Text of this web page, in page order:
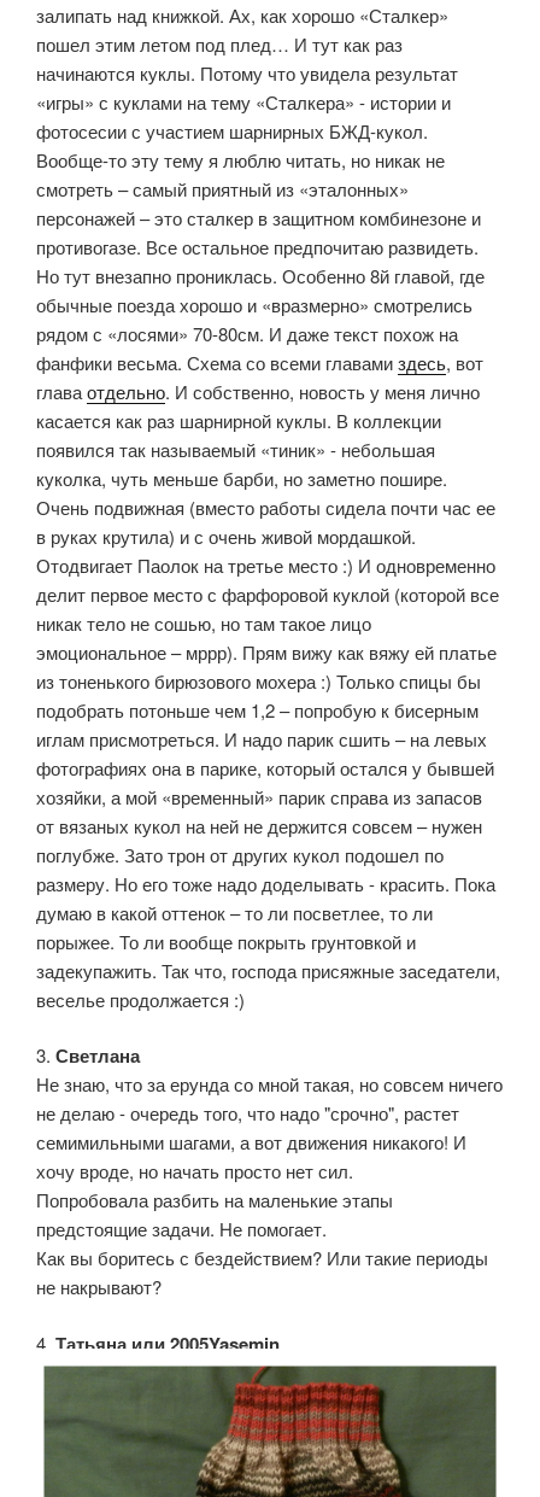
залипать над книжкой. Ах, как хорошо «Сталкер»
пошел этим летом под плед… И тут как раз
начинаются куклы. Потому что увидела результат
«игры» с куклами на тему «Сталкера» - истории и
фотосесии с участием шарнирных БЖД-кукол.
Вообще-то эту тему я люблю читать, но никак не
смотреть – самый приятный из «эталонных»
персонажей – это сталкер в защитном комбинезоне и
противогазе. Все остальное предпочитаю развидеть.
Но тут внезапно прониклась. Особенно 8й главой, где
обычные поезда хорошо и «вразмерно» смотрелись
рядом с «лосями» 70-80см. И даже текст похож на
фанфики весьма. Схема со всеми главамиздесь, вот
главаотдельно. И собственно, новость у меня лично
касается как раз шарнирной куклы. В коллекции
появился так называемый «тиник» - небольшая
куколка, чуть меньше барби, но заметно пошире.
Очень подвижная (вместо работы сидела почти час ее
в руках крутила) и с очень живой мордашкой.
Отодвигает Паолок на третье место :) И одновременно
делит первое место с фарфоровой куклой (которой все
никак тело не сошью, но там такое лицо
эмоциональное – мррр). Прям вижу как вяжу ей платье
из тоненького бирюзового мохера :) Только спицы бы
подобрать потоньше чем 1,2 – попробую к бисерным
иглам присмотреться. И надо парик сшить – на левых
фотографиях она в парике, который остался у бывшей
хозяйки, а мой «временный» парик справа из запасов
от вязаных кукол на ней не держится совсем – нужен
поглубже. Зато трон от других кукол подошел по
размеру. Но его тоже надо доделывать - красить. Пока
думаю в какой оттенок – то ли посветлее, то ли
порыжее. То ли вообще покрыть грунтовкой и
задекупажить. Так что, господа присяжные заседатели,
веселье продолжается :)
3. Светлана
Не знаю, что за ерунда со мной такая, но совсем ничего
не делаю - очередь того, что надо "срочно", растет
семимильными шагами, а вот движения никакого! И
хочу вроде, но начать просто нет сил.
Попробовала разбить на маленькие этапы
предстоящие задачи. Не помогает.
Как вы боритесь с бездействием? Или такие периоды
не накрывают?
4. Татьяна или 2005Yasemin